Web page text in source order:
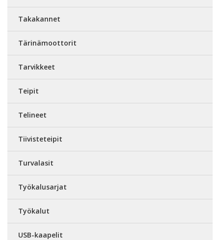
Takakannet
Tärinämoottorit
Tarvikkeet
Teipit
Telineet
Tiivisteteipit
Turvalasit
Työkalusarjat
Työkalut
USB-kaapelit